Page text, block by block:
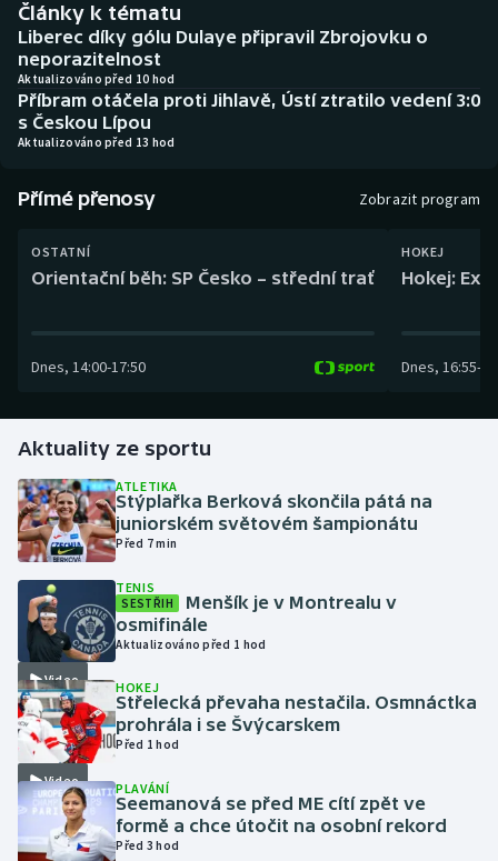
Biatlon
Boby a skeleton
Curling
Dostihy
Futsal
Golf
Gymnastika
Házená
Jezdectví
Judo
Krasobruslení
Lezení
Lyže a snowboard
Moderní pětiboj
Aplikace ČT sport
AZ kvíz
Články k tématu
Liberec díky gólu Dulaye připravil Zbrojovku o
neporazitelnost
Aktualizováno před 10 hod
Příbram otáčela proti Jihlavě, Ústí ztratilo vedení 3:0
s Českou Lípou
Aktualizováno před 13 hod
Přímé přenosy Zobrazit program
OSTATNÍ
Orientační běh: SP Česko – střední trať
Dnes, 14:00-17:50
HOKEJ
Hokej:
Dnes, 16:55-
Aktuality ze sportu
ATLETIKA
Stýplařka Berková skončila pátá na
juniorském světovém šampionátu
Před 7 min
Video
TENIS
SESTŘIH
Menšík je v Montrealu v
osmifinále
Aktualizováno před 1 hod
Video
HOKEJ
Střelecká převaha nestačila. Osmnáctka
prohrála i se Švýcarskem
Před 1 hod
PLAVÁNÍ
Seemanová se před ME cítí zpět ve
formě a chce útočit na osobní rekord
Před 3 hod